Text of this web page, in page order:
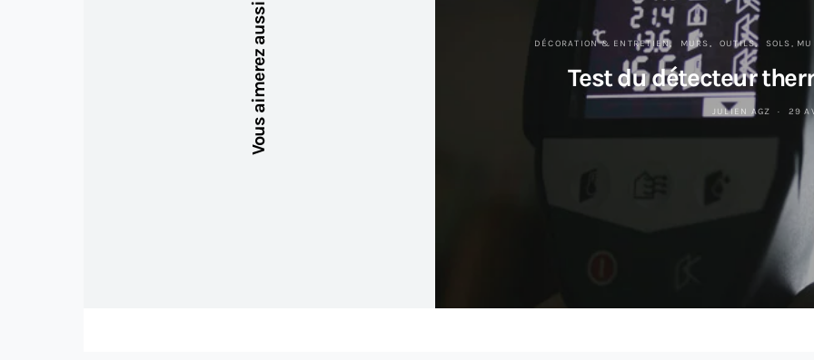
Vous aimerez aussi DÉCORATION & ENTRETIEN MURS OUTILS SOLS,
Test du détecteur
JULIEN AGZ 29